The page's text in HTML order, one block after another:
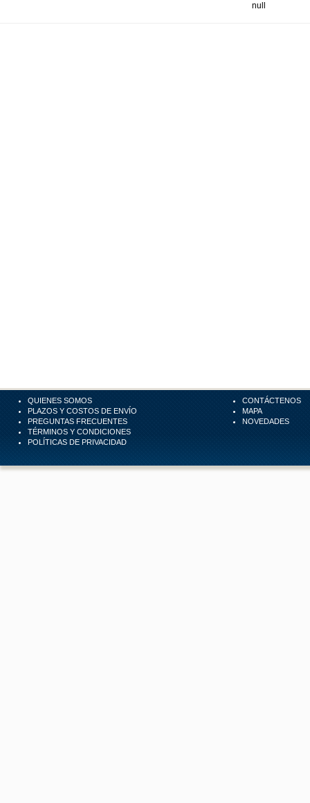
null
QUIENES SOMOS
PLAZOS Y COSTOS DE ENVÍO
PREGUNTAS FRECUENTES
TÉRMINOS Y CONDICIONES
POLÍTICAS DE PRIVACIDAD
CONTÁCTENOS
MAPA
NOVEDADES